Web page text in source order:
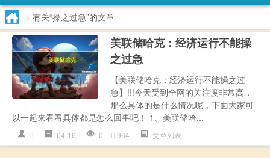
> 有关“操之过急”的文章
美联储哈克：经济运行不能操
之过急
【美联储哈克：经济运行不能操之过
急】!!!今天受到全网的关注度非常高，
那么具体的是什么情况呢，下面大家可
以一起来看看具体都是怎么回事吧！ 1、美联储哈...
ll 04-16 0 964 文章列表